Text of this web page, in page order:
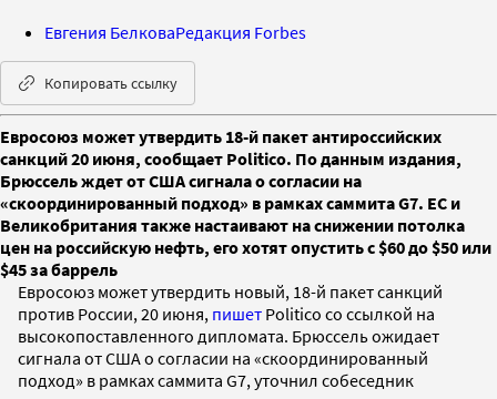
Евгения БелковаРедакция Forbes
Копировать ссылку
Евросоюз может утвердить 18-й пакет антироссийских
санкций 20 июня, сообщает Politico. По данным издания,
Брюссель ждет от США сигнала о согласии на
«скоординированный подход» в рамках саммита G7. ЕС и
Великобритания также настаивают на снижении потолка
цен на российскую нефть, его хотят опустить с $60 до $50 или
$45 за баррель
Евросоюз может утвердить новый, 18-й пакет санкций
против России, 20 июня, пишет Politico со ссылкой на
высокопоставленного дипломата. Брюссель ожидает
сигнала от США о согласии на «скоординированный
подход» в рамках саммита G7, уточнил собеседник